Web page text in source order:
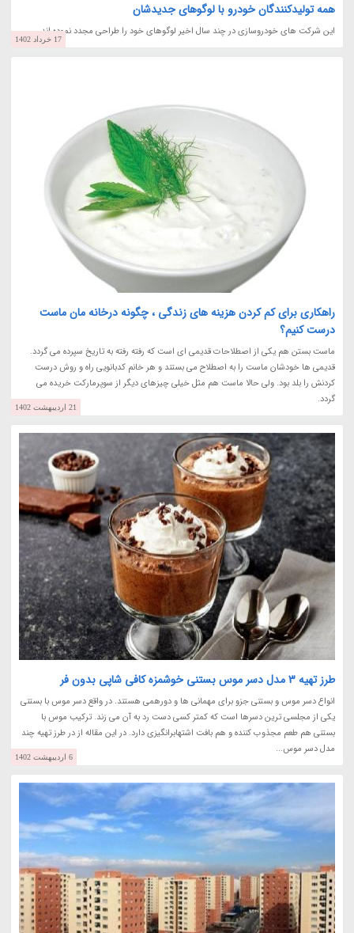
همه تولیدکنندگان خودرو با لوگوهای جدیدشان
این شرکت های خودروسازی در چند سال اخیر لوگوهای خود را طراحی مجدد نموده اند.
17 خرداد 1402
راهکاری برای کم کردن هزینه های زندگی ، چگونه درخانه مان ماست
درست کنیم؟
ماست بستن هم یکی از اصطلاحات قدیمی ای است که رفته رفته به تاریخ سپرده می گردد.
قدیمی ها خودشان ماست را به اصطلاح می بستند و هر خانم کدبانویی راه و روش درست
کردنش را بلد بود. ولی حالا ماست هم مثل خیلی چیزهای دیگر از سوپرمارکت خریده می
گردد.
21 اردیبهشت 1402
طرز تهیه 3 مدل دسر موس بستنی خوشمزه کافی شاپی بدون فر
انواع دسر موس و بستنی جزو برای مهمانی ها و دورهمی هستند. در واقع دسر موس با بستنی
یکی از مجلسی ترین دسرها است که کمتر کسی دست رد به آن می زند. ترکیب موس با
بستنی هم طعم مجذوب کننده و هم بافت اشتهابرانگیزی دارد. در این مقاله از در طرز تهیه چند
مدل دسر موس...
6 اردیبهشت 1402